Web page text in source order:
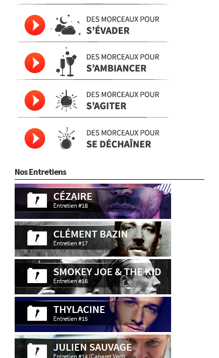
Nos Entretiens